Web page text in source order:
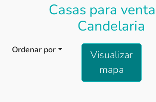
Casas para
Candelaria
Ordenar por
Visualizar
mapa